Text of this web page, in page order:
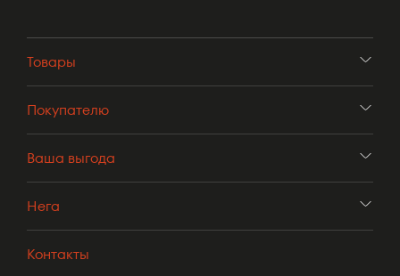
Товары
Покупателю
Ваша выгода
Нега
Контакты